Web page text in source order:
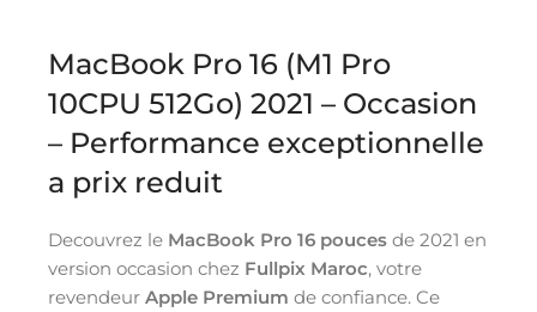
MacBook Pro 16 (M1 Pro
10CPU 512Go) 2021 – Occasion
– Performance exceptionnelle
a prix reduit
Decouvrez le MacBook Pro 16 pouces de 2021 en
version occasion chez Fullpix Maroc, votre
revendeur Apple Premium de confiance. Ce